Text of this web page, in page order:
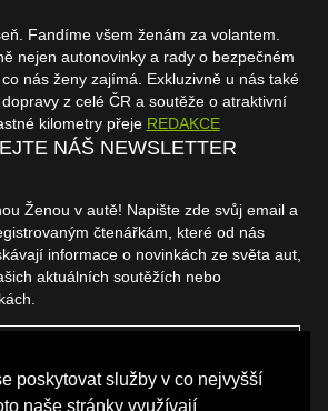
poskytovat služby v co nejvyšší
naše stránky využívají
Fandíme všem ženám za volantem.
nejen autonovinky a rady o bezpečném
nás ženy zajímá. Exkluzivně u nás také
z celé ČR a soutěže o atraktivní
kilometry přeje REDAKCE
NÁŠ NEWSLETTER
Ženou v autě! Napište zde svůj email a
čtenářkám, které od nás
informace o novinkách ze světa aut,
aktuálních soutěžích nebo
NAŠI PARTNEŘI